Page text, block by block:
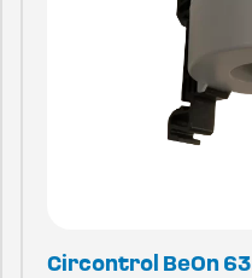
Circontrol BeOn 63